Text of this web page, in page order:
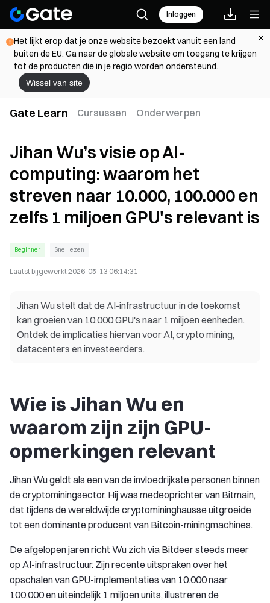
Inloggen
Het lijkt erop dat je onze website bezoekt vanuit een land
buiten de EU. Ga naar de globale website om toegang te krijgen
tot de producten die in je regio worden ondersteund.
Wissel van site
Gate Learn Cursussen Onderwerpen
Jihan Wu’s visie op AI-
computing: waarom het
streven naar 10.000, 100.000 en
zelfs 1 miljoen GPU's relevant is
Beginner Snel lezen
Laatst bijgewerkt2026-05-13 06:14:31
Jihan Wu stelt dat de AI-infrastructuur in de toekomst
kan groeien van 10.000 GPU's naar 1 miljoen eenheden.
Ontdek de implicaties hiervan voor AI, crypto mining,
datacenters en investeerders.
Wie is Jihan Wu en
waarom zijn zijn GPU-
opmerkingen relevant
Jihan Wu geldt als een van de invloedrijkste personen binnen
de cryptominingsector. Hij was medeoprichter van Bitmain,
dat tijdens de wereldwijde cryptomininghausse uitgroeide
tot een dominante producent van Bitcoin-miningmachines.
De afgelopen jaren richt Wu zich via Bitdeer steeds meer
op AI-infrastructuur. Zijn recente uitspraken over het
opschalen van GPU-implementaties van 10.000 naar
100.000 en uiteindelijk 1 miljoen units, illustreren de